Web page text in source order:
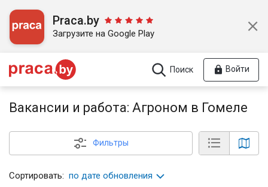
Praca.by
Загрузите на Google Play
Поиск Войти
Вакансии и работа: Агроном в Гомеле
Фильтры
Сортировать: по дате обновления